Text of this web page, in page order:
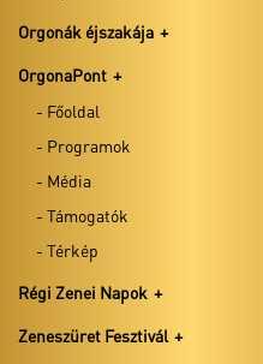
Orgonák éjszakája
OrgonaPont
- Főoldal
- Programok
- Média
- Támogatók
- Térkép
Régi Zenei Napok
Zeneszüret Fesztivál